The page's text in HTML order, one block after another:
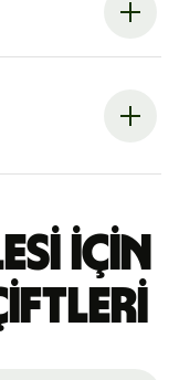
için